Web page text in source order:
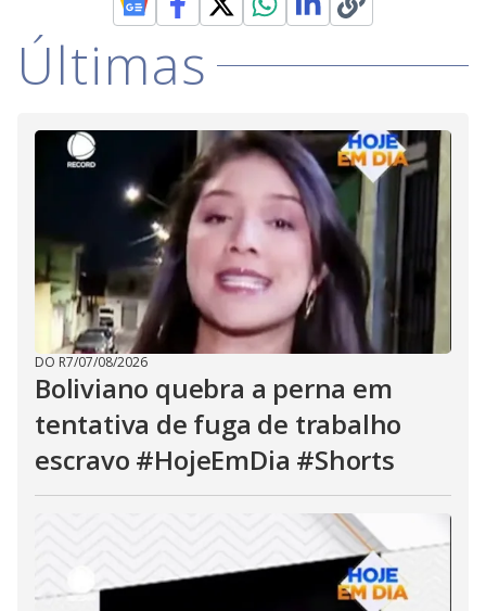
Últimas
DO R7/07/08/2026
Boliviano quebra a perna em
tentativa de fuga de trabalho
escravo #HojeEmDia #Shorts